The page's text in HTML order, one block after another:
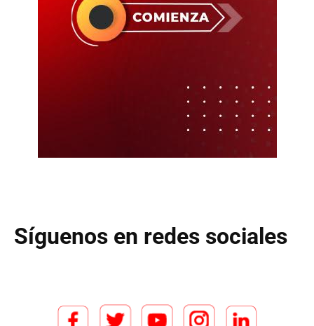
Síguenos en redes sociales